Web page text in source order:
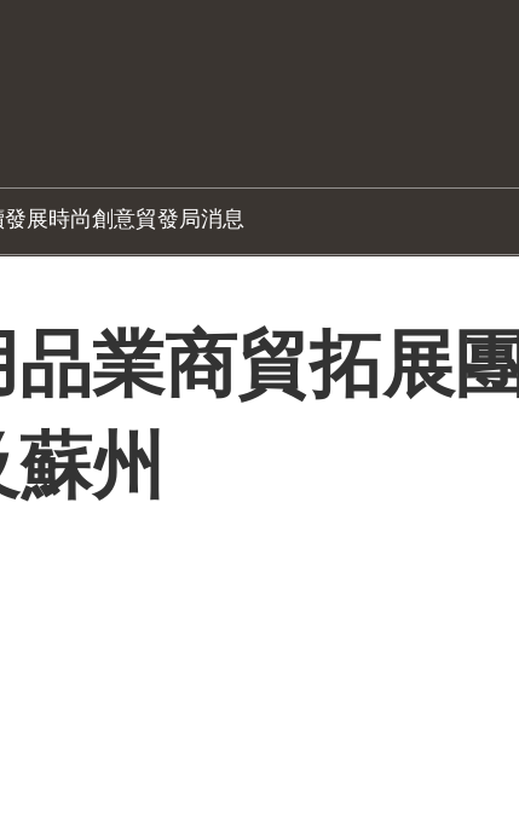
展時尚創意貿發局消息
業商貿拓展團
州